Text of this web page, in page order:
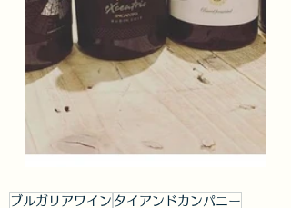
ブルガリアワイン タイアンドカンパニー